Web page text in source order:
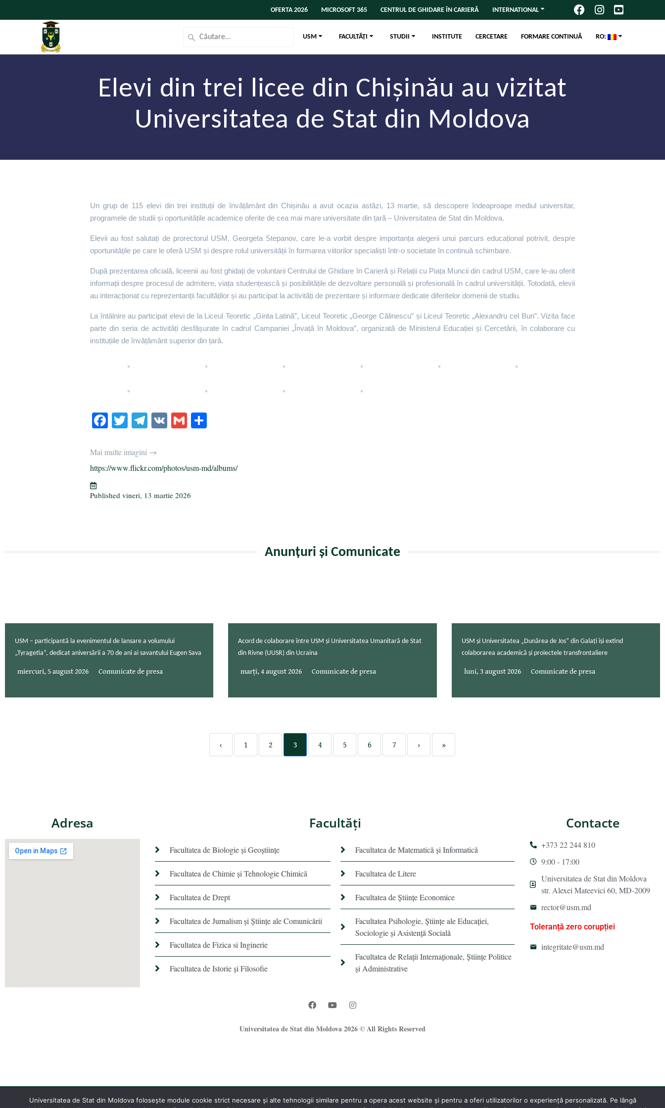
OFERTA 2026 MICROSOFT 365 CENTRUL DE GHIDARE ÎN CARIERĂ INTERNATIONAL
USM FACULTĂȚI STUDII INSTITUTE CERCETARE FORMARE CONTINUĂ RO:
Elevi din trei licee din Chișinău au vizitat
Universitatea de Stat din Moldova
Un grup de 115 elevi din trei instituții de învățământ din Chișinău a avut ocazia astăzi, 13 martie, să descopere îndeaproape mediul universitar,
programele de studii și oportunitățile academice oferite de cea mai mare universitate din țară – Universitatea de Stat din Moldova.
Elevii au fost salutați de prorectorul USM, Georgeta Stepanov, care le-a vorbit despre importanța alegerii unui parcurs educațional potrivit, despre
oportunitățile pe care le oferă USM și despre rolul universității în formarea viitorilor specialiști într-o societate în continuă schimbare.
După prezentarea oficială, liceenii au fost ghidați de voluntarii Centrului de Ghidare în Carieră și Relații cu Piața Muncii din cadrul USM, care le-au oferit
informații despre procesul de admitere, viața studențească și posibilitățile de dezvoltare personală și profesională în cadrul universității. Totodată, elevii
au interacționat cu reprezentanții facultăților și au participat la activități de prezentare și informare dedicate diferitelor domenii de studiu.
La întâlnire au participat elevi de la Liceul Teoretic „Ginta Latină”, Liceul Teoretic „George Călinescu” și Liceul Teoretic „Alexandru cel Bun”. Vizita face
parte din seria de activități desfășurate în cadrul Campaniei „Învață în Moldova”, organizată de Ministerul Educației și Cercetării, în colaborare cu
instituțiile de învățământ superior din țară.
Fa
bo
ok
T
tte
r
Te
gr
a
V G
ea
Mai multe imagini →
https://www.flickr.com/photos/usm-md/albums/
Published vineri, 13 martie 2026
Anunțuri și Comunicate
USM – participantă la evenimentul de lansare a volumului
„Tyragetia”, dedicat aniversării a 70 de ani ai savantului Eugen Sava
miercuri, 5 august 2026 Comunicate de presa
Acord de colaborare între USM și Universitatea Umanitară de Stat
din Rivne (UUSR) din Ucraina
marți, 4 august 2026 Comunicate de presa
USM și Universitatea „Dunărea de Jos” din Galați își extind
colaborarea academică și proiectele transfrontaliere
luni, 3 august 2026 Comunicate de presa
‹ 1 2 3 4 5 6 7 › »
Adresa Facultăţi
Facultatea de Biologie și Geoștiințe
Facultatea de Chimie şi Tehnologie Chimică
Facultatea de Drept
Facultatea de Jurnalism şi Ştiinţe ale Comunicării
Facultatea de Fizica si Inginerie
Facultatea de Istorie şi Filosofie
Facultatea de Matematică şi Informatică
Facultatea de Litere
Facultatea de Științe Economice
Facultatea Psihologie, Ştiinţe ale Educaţiei,
Sociologie și Asistență Socială
Facultatea de Relaţii Internaţionale, Ştiinţe Politice
şi Administrative
Contacte
+373 22 244 810
9:00 - 17:00
Universitatea de Stat din Moldova
str. Alexei Mateevici 60, MD-2009
rector@usm.md
Toleranță zero corupției
integritate@usm.md
Universitatea de Stat din Moldova 2026 © All Rights Reserved
Universitatea de Stat din Moldova folosește module cookie strict necesare și alte tehnologii similare pentru a opera acest website și pentru a oferi utilizatorilor o experiență personalizată. Pe lângă